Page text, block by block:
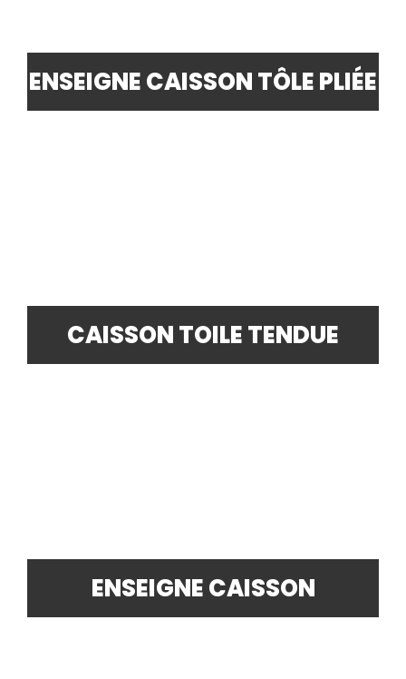
ENSEIGNE CAISSON TÔLE PLIÉE
CAISSON TOILE TENDUE
ENSEIGNE CAISSON